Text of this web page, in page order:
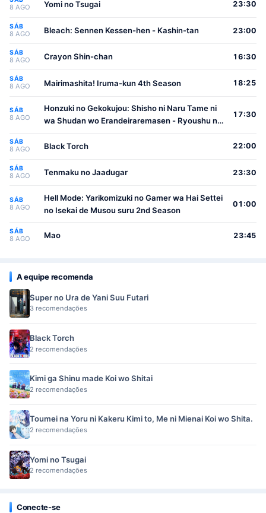
8 AGO Yomi no Tsugai 23:30
SÁB
8 AGO Bleach: Sennen Kessen-hen - Kashin-tan 23:00
SÁB
8 AGO Crayon Shin-chan 16:30
SÁB
8 AGO Mairimashita! Iruma-kun 4th Season 18:25
SÁB
8 AGO
Honzuki no Gekokujou: Shisho ni Naru Tame ni
wa Shudan wo Erandeiraremasen - Ryoushu no
17:30
SÁB
8 AGO Black Torch 22:00
SÁB
8 AGO Tenmaku no Jaadugar 23:30
SÁB
8 AGO
Hell Mode: Yarikomizuki no Gamer wa Hai Settei
no Isekai de Musou suru 2nd Season
01:00
SÁB
8 AGO Mao 23:45
A equipe recomenda
Super no Ura de Yani Suu Futari
3 recomendações
Black Torch
2 recomendações
Kimi ga Shinu made Koi wo Shitai
2 recomendações
Toumei na Yoru ni Kakeru Kimi to, Me ni Mienai Koi wo Shita.
2 recomendações
Yomi no Tsugai
2 recomendações
Conecte-se